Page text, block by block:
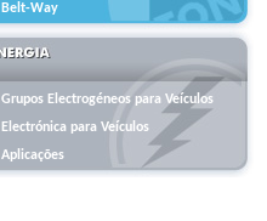
Belt-Way
Grupos Electrogéneos para Veículos
Electrónica para Veículos
Aplicações